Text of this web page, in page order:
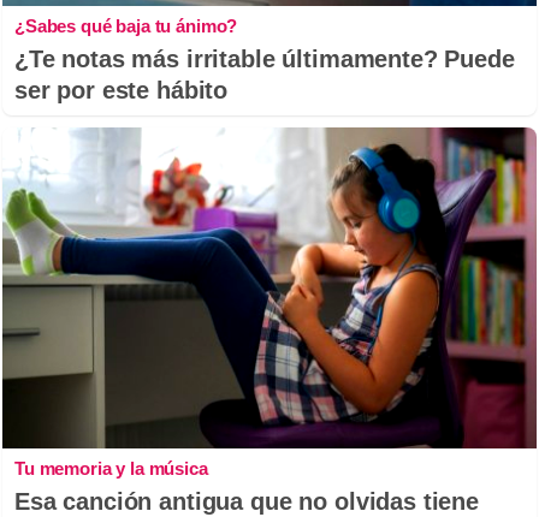
¿Sabes qué baja tu ánimo?
¿Te notas más irritable últimamente? Puede
ser por este hábito
Tu memoria y la música
Esa canción antigua que no olvidas tiene